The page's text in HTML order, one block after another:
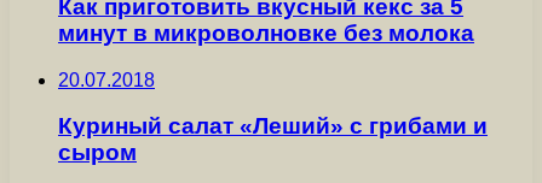
Как приготовить вкусный кекс за 5
минут в микроволновке без молока
20.07.2018
Куриный салат «Леший» с грибами и
сыром